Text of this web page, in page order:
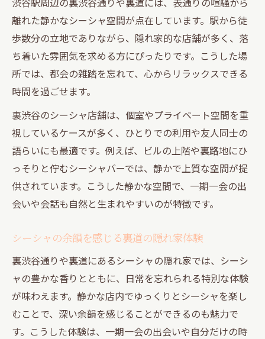
離れた静かなシーシャ空間が点在しています。駅から徒
歩数分の立地でありながら、隠れ家的な店舗が多く、落
ち着いた雰囲気を求める方にぴったりです。こうした場
所では、都会の雑踏を忘れて、心からリラックスできる
時間を過ごせます。
裏渋谷のシーシャ店舗は、個室やプライベート空間を重
視しているケースが多く、ひとりでの利用や友人同士の
語らいにも最適です。例えば、ビルの上階や裏路地にひ
っそりと佇むシーシャバーでは、静かで上質な空間が提
供されています。こうした静かな空間で、一期一会の出
会いや会話も自然と生まれやすいのが特徴です。
シーシャの余韻を感じる裏道の隠れ家体験
裏渋谷通りや裏道にあるシーシャの隠れ家では、シーシ
ャの豊かな香りとともに、日常を忘れられる特別な体験
が味わえます。静かな店内でゆっくりとシーシャを楽し
むことで、深い余韻を感じることができるのも魅力で
す。こうした体験は、一期一会の出会いや自分だけの時